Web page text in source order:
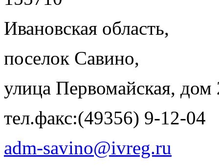
Ивановская область,
поселок Савино,
улица Первомайская, дом
тел.факс:(49356) 9-12-04
adm-savino@ivreg.ru